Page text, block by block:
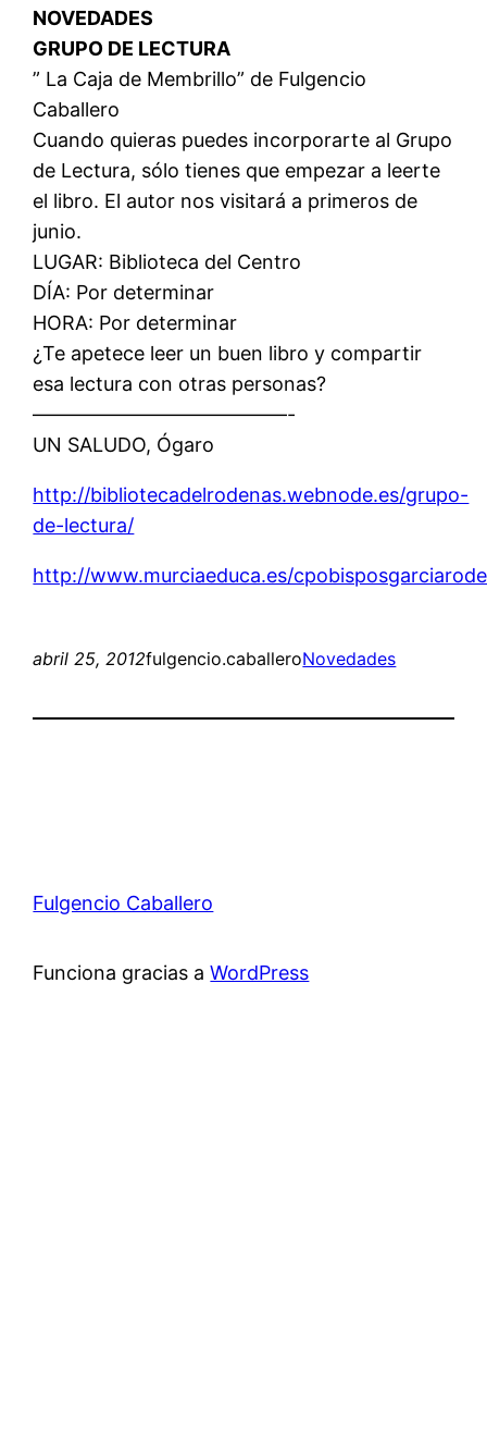
NOVEDADES
GRUPO DE LECTURA
” La Caja de Membrillo” de Fulgencio
Caballero
Cuando quieras puedes incorporarte al Grupo
de Lectura, sólo tienes que empezar a leerte
el libro. El autor nos visitará a primeros de
junio.
LUGAR: Biblioteca del Centro
DÍA: Por determinar
HORA: Por determinar
¿Te apetece leer un buen libro y compartir
esa lectura con otras personas?
—————————————-
UN SALUDO, Ógaro
http://bibliotecadelrodenas.webnode.es/grupo-
de-lectura/
http://www.murciaeduca.es/
abril 25, 2012fulgencio.caballeroNovedades
Fulgencio Caballero
Funciona gracias aWordPress